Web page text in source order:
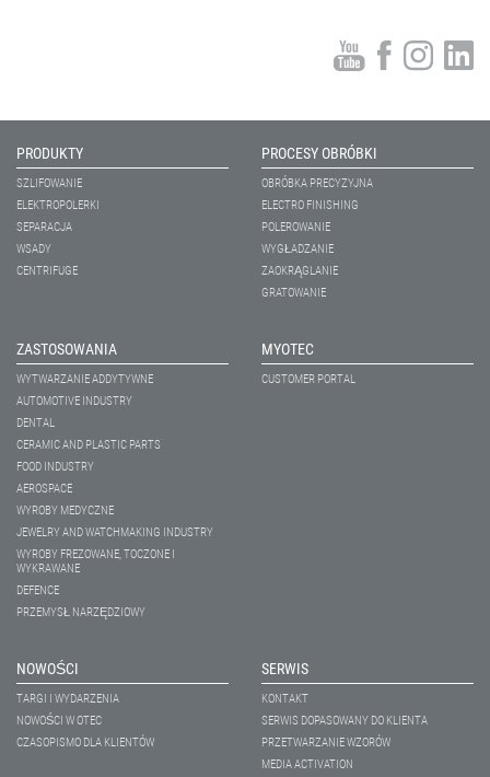
PRODUKTY
SZLIFOWANIE
ELEKTROPOLERKI
SEPARACJA
WSADY
CENTRIFUGE
PROCESY OBRÓBKI
OBRÓBKA PRECYZYJNA
ELECTRO FINISHING
POLEROWANIE
WYGŁADZANIE
ZAOKRĄGLANIE
GRATOWANIE
ZASTOSOWANIA
WYTWARZANIE ADDYTYWNE
AUTOMOTIVE INDUSTRY
DENTAL
CERAMIC AND PLASTIC PARTS
FOOD INDUSTRY
AEROSPACE
WYROBY MEDYCZNE
JEWELRY AND WATCHMAKING INDUSTRY
WYROBY FREZOWANE, TOCZONE I
WYKRAWANE
DEFENCE
PRZEMYSŁ NARZĘDZIOWY
MYOTEC
CUSTOMER PORTAL
NOWOŚCI
TARGI I WYDARZENIA
NOWOŚCI W OTEC
CZASOPISMO DLA KLIENTÓW
SERWIS
KONTAKT
SERWIS DOPASOWANY DO KLIENTA
PRZETWARZANIE WZORÓW
MEDIA ACTIVATION